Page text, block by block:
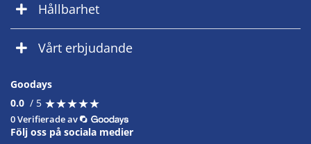
Hållbarhet
Vårt erbjudande
Goodays
0.0 / 5 ★★★★★
★★★★★
0 Verifierade av
Följ oss på sociala medier